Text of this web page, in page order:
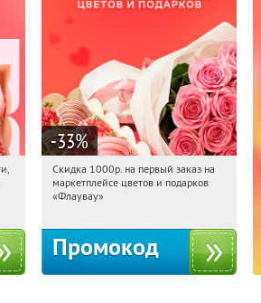
-33%
10:57:02 Получили:
Россия
Скидка 1000р. на первый заказ на
маркетплейсе цветов и подарков
«Флаувау»
Промокод